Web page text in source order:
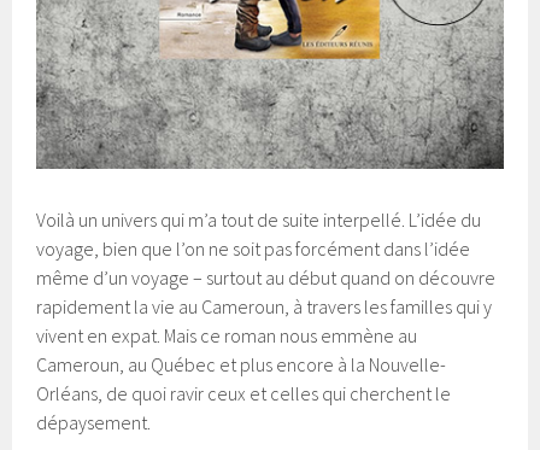
Voilà un univers qui m’a tout de suite interpellé. L’idée du
voyage, bien que l’on ne soit pas forcément dans l’idée
même d’un voyage – surtout au début quand on découvre
rapidement la vie au Cameroun, à travers les familles qui y
vivent en expat. Mais ce roman nous emmène au
Cameroun, au Québec et plus encore à la Nouvelle-
Orléans, de quoi ravir ceux et celles qui cherchent le
dépaysement.